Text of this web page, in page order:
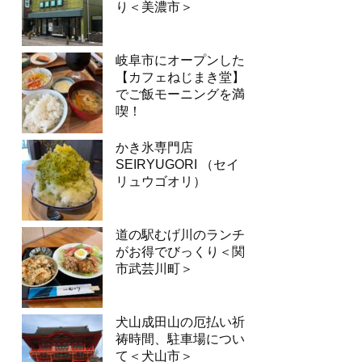
り＜美濃市＞
岐阜市にオープンした
【カフェねじまき堂】
でご飯モーニングを満
喫！
かき氷専門店
SEIRYUGORI （セイ
リュウゴオリ）
道の駅むげ川のランチ
がお得でびっくり＜関
市武芸川町＞
犬山成田山の厄払い祈
祷時間、駐車場につい
て＜犬山市＞